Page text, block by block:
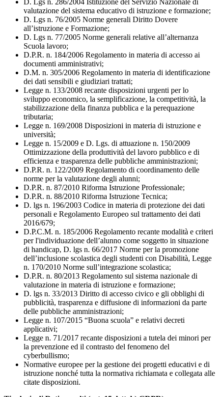
valutazione del sistema educativo di istruzione e formazione;
D. Lgs n. 76/2005 Norme generali Diritto Dovere
all’istruzione e Formazione;
D. Lgs n. 77/2005 Norme generali relative all’alternanza
Scuola lavoro;
D.P.R. n. 184/2006 Regolamento in materia di accesso ai
documenti amministrativi;
D.M. n. 305/2006 Regolamento in materia di identificazione
dei dati sensibili e giudiziari trattati;
Legge n. 133/2008 recante disposizioni urgenti per lo
sviluppo economico, la semplificazione, la competitività, la
stabilizzazione della finanza pubblica e la perequazione
tributaria;
Legge n. 169/2008 Disposizioni in materia di istruzione e
università;
Legge n. 15/2009 e D. Lgs. di attuazione n. 150/2009
Ottimizzazione della produttività del lavoro pubblico e di
efficienza e trasparenza delle pubbliche amministrazioni;
D.P.R. n. 122/2009 Regolamento di coordinamento delle
norme per la valutazione degli alunni;
D.P.R. n. 87/2010 Riforma Istruzione Professionale;
D.P.R. n. 88/2010 Riforma Istruzione Tecnica;
D. lgs n. 196/2003 Codice in materia di protezione dei dati
personali e Regolamento Europeo sul trattamento dei dati
2016/679;
D.P.C.M. n. 185/2006 Regolamento recante modalità e criteri
per l'individuazione dell’alunno come soggetto in situazione
di handicap, D. lgs n. 66/2017 Norme per la promozione
dell’inclusione scolastica degli studenti con Disabilità, Legge
n. 170/2010 Norme sull’integrazione scolastica;
D.P.R. n. 80/2013 Regolamento sul sistema nazionale di
valutazione in materia di istruzione e formazione;
D. lgs n. 33/2013 Diritto di accesso civico e gli obblighi di
pubblicità, trasparenza e diffusione di informazioni da parte
delle pubbliche amministrazioni;
Legge n. 107/2015 “Buona scuola” e relativi decreti
applicativi;
Legge n. 71/2017 recante disposizioni a tutela dei minori per
la prevenzione ed il contrasto del fenomeno del
cyberbullismo;
Normative europee per la gestione dei progetti educativi e di
istruzione nonché tutta la normativa richiamata e collegata alle
citate disposizioni.